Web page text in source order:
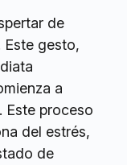
de
gesto,
a
Este proceso
del estrés,
de